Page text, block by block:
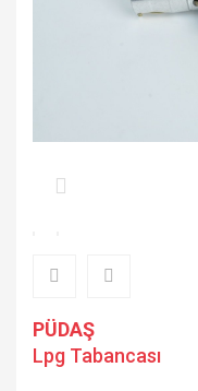
PÜDAŞ
Lpg Tabancası